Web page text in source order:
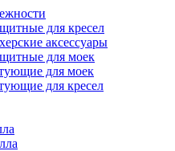
для кресел
аксессуары
для моек
для моек
для кресел